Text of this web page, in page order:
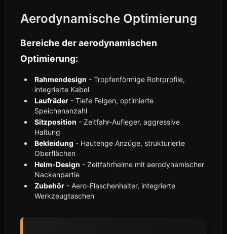
Aerodynamische Optimierung
Bereiche der aerodynamischen
Optimierung:
Rahmendesign - Tropfenförmige Rohrprofile,
integrierte Kabel
Laufräder - Tiefe Felgen, optimierte
Speichenanzahl
Sitzposition - Zeitfahr-Aufleger, aggressive
Haltung
Bekleidung - Hautenge Anzüge, strukturierte
Oberflächen
Helm-Design - Zeitfahrhelme mit aerodynamischer
Nackenpartie
Zubehör - Aero-Flaschenhalter, integrierte
Werkzeugtaschen